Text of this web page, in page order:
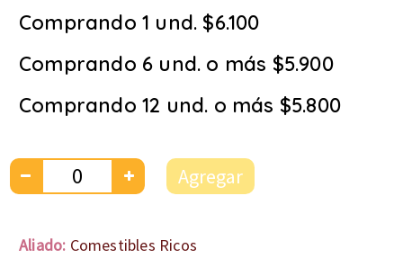
Comprando 1 und. $6.100
Comprando 6 und. o más $5.900
Comprando 12 und. o más $5.800
Agregar
Aliado: Comestibles Ricos